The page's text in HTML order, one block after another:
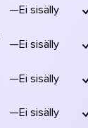
—Ei sisälly
—Ei sisälly
—Ei sisälly
—Ei sisälly